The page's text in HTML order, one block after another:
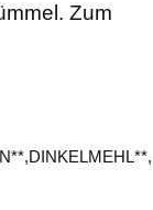
Zum